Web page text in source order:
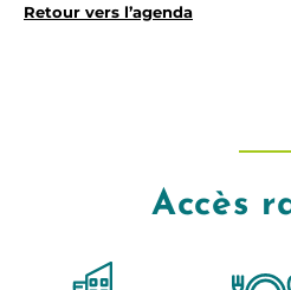
Retour vers l’agenda
Accès